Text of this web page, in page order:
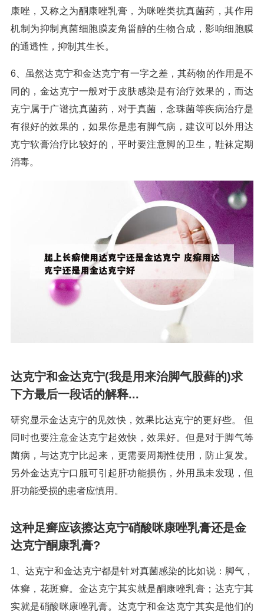
康唑，又称之为酮康唑乳膏，为咪唑类抗真菌药，其作用
机制为抑制真菌细胞膜麦角甾醇的生物合成，影响细胞膜
的通透性，抑制其生长。
6、虽然达克宁和金达克宁有一字之差，其药物的作用是不
同的，金达克宁一般对于皮肤感染是有治疗效果的，而达
克宁属于广谱抗真菌药，对于真菌，念珠菌等疾病治疗是
有很好的效果的，如果你是患有脚气病，建议可以外用达
克宁软膏治疗比较好的，平时要注意脚的卫生，鞋袜定期
消毒。
达克宁和金达克宁(我是用来治脚气股藓的)求
下方最后一段话的解释...
研究显示金达克宁的见效快，效果比达克宁的更好些。 但
同时也要注意金达克宁起效快，效果好。但是对于脚气等
菌病，与达克宁比起来，更需要周期性使用，防止复发。
另外金达克宁口服可引起肝功能损伤，外用虽未发现，但
肝功能受损的患者应慎用。
这种足癣应该擦达克宁硝酸咪康唑乳膏还是金
达克宁酮康乳膏?
1、达克宁和金达克宁都是针对真菌感染的比如说：脚气，
体癣，花斑癣。金达克宁其实就是酮康唑乳膏；达克宁其
实就是硝酸咪康唑乳膏。达克宁和金达克宁其实是他们的